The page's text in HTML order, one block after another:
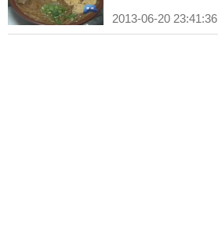
2013-06-20 23:41:36